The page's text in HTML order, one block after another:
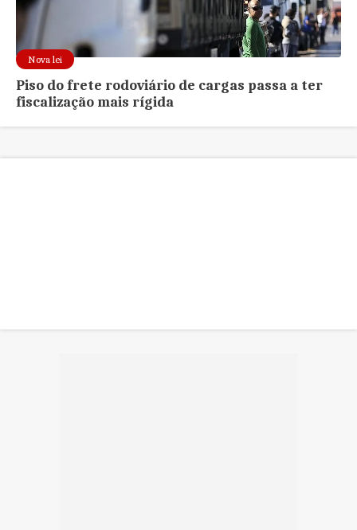
Nova lei
Piso do frete rodoviário de cargas passa a ter
fiscalização mais rígida